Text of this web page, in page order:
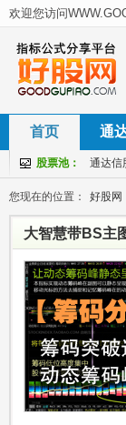
首页 通
股票池： 通达信
您现在的位置： 好股网
大智慧带BS主